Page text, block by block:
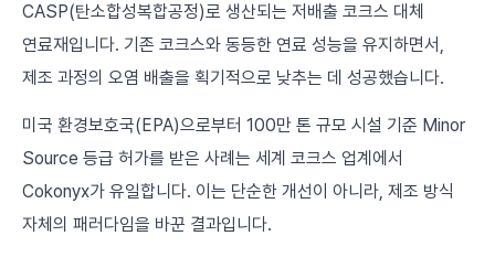
CASP(탄소합성복합공정)로 생산되는 저배출 코크스 대체
연료재입니다. 기존 코크스와 동등한 연료 성능을 유지하면서,
제조 과정의 오염 배출을 획기적으로 낮추는 데 성공했습니다.
미국 환경보호국(EPA)으로부터 100만 톤 규모 시설 기준 Minor
Source 등급 허가를 받은 사례는 세계 코크스 업계에서
Cokonyx가 유일합니다. 이는 단순한 개선이 아니라, 제조 방식
자체의 패러다임을 바꾼 결과입니다.